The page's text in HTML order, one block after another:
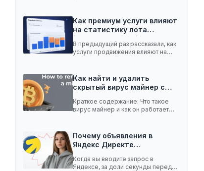
Как премиум услуги влияют
на статистику лота
(телеграм-канал)
В предыдущий раз рассказали, как
услуги продвижения влияют на
Как найти и удалить
скрытый вирус майнер с…
Краткое содержание: Что такое
вирус майнер и как он работает
Почему объявления в
Яндекс Директе
Когда вы вводите запрос в
Яндексе, за доли секунды перед